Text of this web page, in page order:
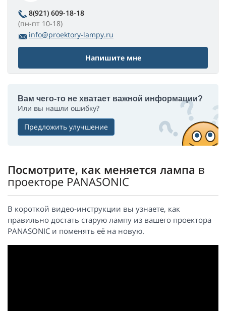
8(921) 609-18-18
(пн-пт 10-18)
info@proektory-lampy.ru
Напишите мне
Вам чего-то не хватает важной информации?
Или вы нашли ошибку?
Предложить улучшение
Посмотрите, как меняется лампа в
проекторе PANASONIC
В короткой видео-инструкции вы узнаете, как
правильно достать старую лампу из вашего проектора
PANASONIC и поменять её на новую.